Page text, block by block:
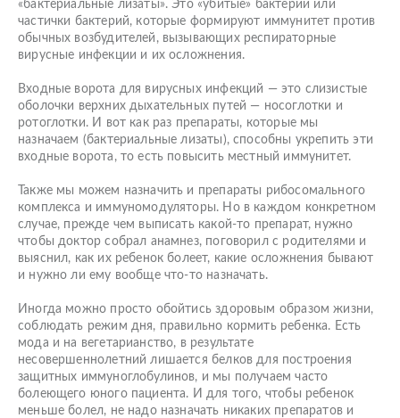
«бактериальные лизаты». Это «убитые» бактерии или
частички бактерий, которые формируют иммунитет против
обычных возбудителей, вызывающих респираторные
вирусные инфекции и их осложнения.
Входные ворота для вирусных инфекций — это слизистые
оболочки верхних дыхательных путей — носоглотки и
ротоглотки. И вот как раз препараты, которые мы
назначаем (бактериальные лизаты), способны укрепить эти
входные ворота, то есть повысить местный иммунитет.
Также мы можем назначить и препараты рибосомального
комплекса и иммуномодуляторы. Но в каждом конкретном
случае, прежде чем выписать какой-то препарат, нужно
чтобы доктор собрал анамнез, поговорил с родителями и
выяснил, как их ребенок болеет, какие осложнения бывают
и нужно ли ему вообще что-то назначать.
Иногда можно просто обойтись здоровым образом жизни,
соблюдать режим дня, правильно кормить ребенка. Есть
мода и на вегетарианство, в результате
несовершеннолетний лишается белков для построения
защитных иммуноглобулинов, и мы получаем часто
болеющего юного пациента. И для того, чтобы ребенок
меньше болел, не надо назначать никаких препаратов и